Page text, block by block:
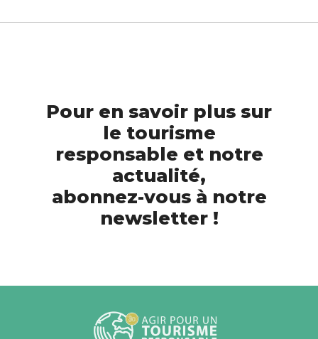
Pour en savoir plus sur
le tourisme
responsable et notre
actualité,
abonnez-vous à notre
newsletter !